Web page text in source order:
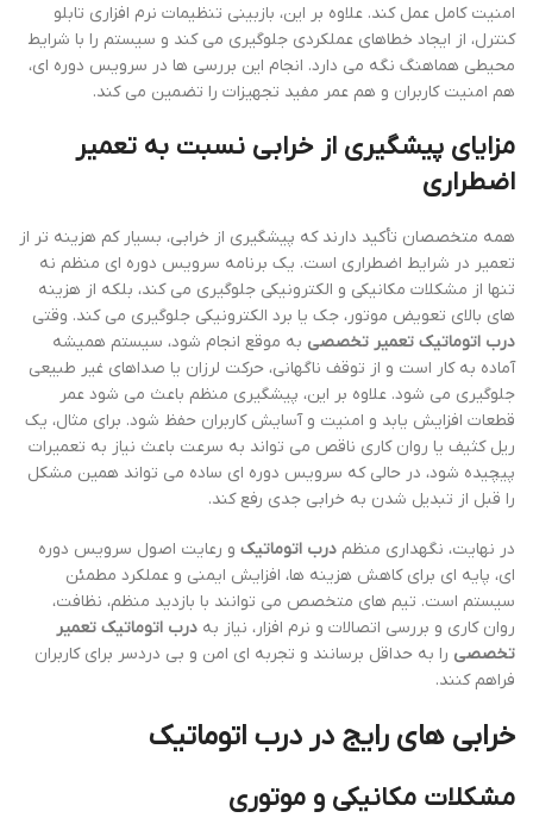
امنیت کامل عمل کند. علاوه بر این، بازبینی تنظیمات نرم افزاری تابلو
کنترل، از ایجاد خطاهای عملکردی جلوگیری می کند و سیستم را با شرایط
محیطی هماهنگ نگه می دارد. انجام این بررسی ها در سرویس دوره ای،
هم امنیت کاربران و هم عمر مفید تجهیزات را تضمین می کند.
مزایای پیشگیری از خرابی نسبت به تعمیر
اضطراری
همه متخصصان تأکید دارند که پیشگیری از خرابی، بسیار کم هزینه تر از
تعمیر در شرایط اضطراری است. یک برنامه سرویس دوره ای منظم نه
تنها از مشکلات مکانیکی و الکترونیکی جلوگیری می کند، بلکه از هزینه
های بالای تعویض موتور، جک یا برد الکترونیکی جلوگیری می کند. وقتی
درب اتوماتیک تعمیر تخصصی به موقع انجام شود، سیستم همیشه
آماده به کار است و از توقف ناگهانی، حرکت لرزان یا صداهای غیر طبیعی
جلوگیری می شود. علاوه بر این، پیشگیری منظم باعث می شود عمر
قطعات افزایش یابد و امنیت و آسایش کاربران حفظ شود. برای مثال، یک
ریل کثیف یا روان کاری ناقص می تواند به سرعت باعث نیاز به تعمیرات
پیچیده شود، در حالی که سرویس دوره ای ساده می تواند همین مشکل
را قبل از تبدیل شدن به خرابی جدی رفع کند.
در نهایت، نگهداری منظم درب اتوماتیک و رعایت اصول سرویس دوره
ای، پایه ای برای کاهش هزینه ها، افزایش ایمنی و عملکرد مطمئن
سیستم است. تیم های متخصص می توانند با بازدید منظم، نظافت،
روان کاری و بررسی اتصالات و نرم افزار، نیاز به درب اتوماتیک تعمیر
تخصصی را به حداقل برسانند و تجربه ای امن و بی دردسر برای کاربران
فراهم کنند.
خرابی های رایج دردرب اتوماتیک
مشکلات مکانیکی و موتوری